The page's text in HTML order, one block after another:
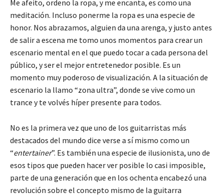
Me afeito, ordeno la ropa, y me encanta, es como una
meditación. Incluso ponerme la ropa es una especie de
honor. Nos abrazamos, alguien da una arenga, y justo antes
de salir a escena me tomo unos momentos para crear un
escenario mental en el que puedo tocar a cada persona del
público, y ser el mejor entretenedor posible. Es un
momento muy poderoso de visualización. A la situación de
escenario la llamo “zona ultra”, donde se vive como un
trance y te volvés híper presente para todos.
No es la primera vez que uno de los guitarristas más
destacados del mundo dice verse a sí mismo como un
“entertainer”. Es también una especie de ilusionista, uno de
esos tipos que pueden hacer ver posible lo casi imposible,
parte de una generación que en los ochenta encabezó una
revolución sobre el concepto mismo de la guitarra